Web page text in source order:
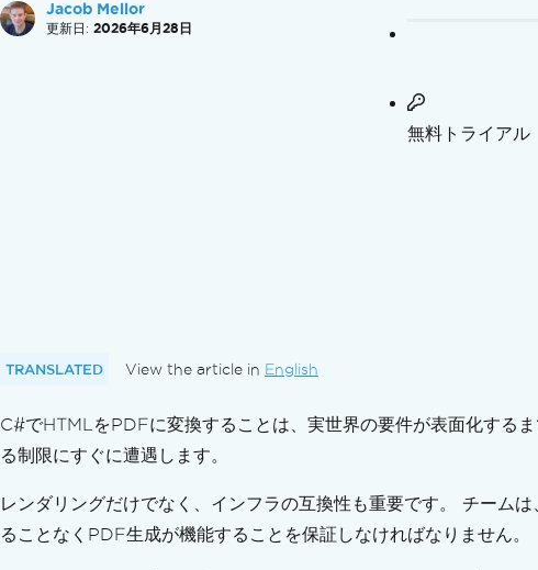
DataURIで画像を埋め込む
Azure Blob Storageから画像を埋め込む
HTMLファイルからPDF
HTML ZIPファイルからのPDF
URLからPDF
PDFからの画像
DOCXをPDFに変換
Jacob Mellor
更新日: 2026年6月28日
無料トライアル
TRANSLATED View the article in English
C#でHTMLをPDFに変換することは、実世界の要件が表面化する
る制限にすぐに遭遇します。
レンダリングだけでなく、インフラの互換性も重要です。 チーム
ることなくPDF生成が機能することを保証しなければなりません。